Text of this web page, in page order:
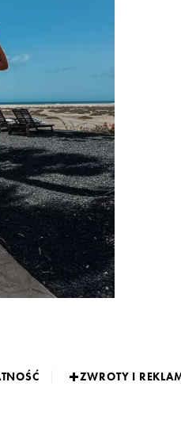
ZWROTY I